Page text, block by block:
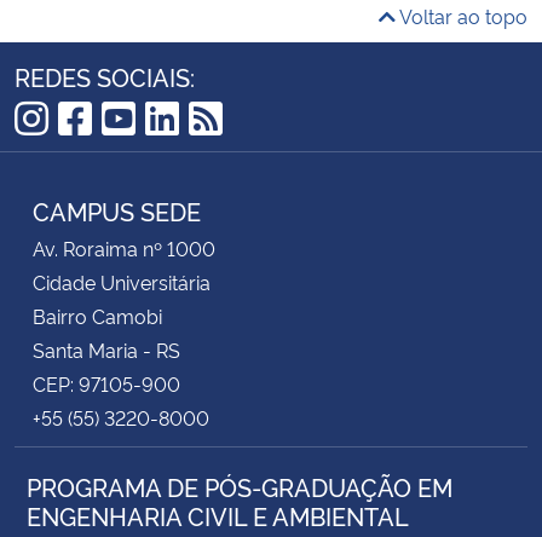
Voltar ao topo
REDES SOCIAIS:
Instagram
Facebook
YouTube
LinkedIn
RSS
CAMPUS SEDE
Av. Roraima nº 1000
Cidade Universitária
Bairro Camobi
Santa Maria - RS
CEP: 97105-900
+55 (55) 3220-8000
PROGRAMA DE PÓS-GRADUAÇÃO EM
ENGENHARIA CIVIL E AMBIENTAL